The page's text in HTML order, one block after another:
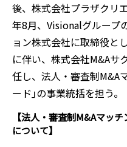
後、株式会社プラザクリ
年8月、Visionalグループ
ョン株式会社に取締役と
に伴い、株式会社M&Aサ
任し、法人・審査制M&A
ード｣の事業統括を担う。
【法人・審査制M&Aマッ
について】